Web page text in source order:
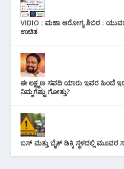
VIDIO : ಮಹಾ ಆರೋಗ್ಯ ಶಿಬಿರ :
ಉಚಿತ
ಈ ಲಕ್ಷ್ಮಣ ಸವದಿ ಯಾರು ಇವರ ಹಿಂದೆ
ನಿಮ್ಮಗೆಷ್ಟು ಗೋತ್ತು?
ಬಸ್ ಮತ್ತು ಬೈಕ್ ಡಿಕ್ಕಿ ಸ್ಥಳದಲ್ಲಿ ಮೂವರ